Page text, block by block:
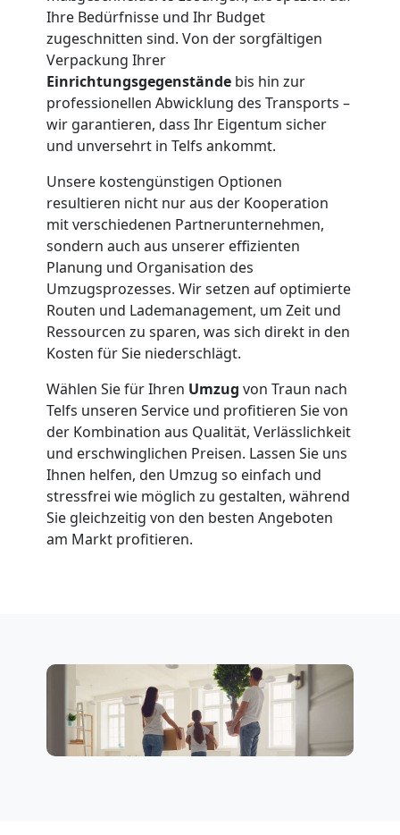
Ihre Bedürfnisse und Ihr Budget
zugeschnitten sind. Von der sorgfältigen
Verpackung Ihrer
Einrichtungsgegenstände bis hin zur
professionellen Abwicklung des Transports –
wir garantieren, dass Ihr Eigentum sicher
und unversehrt in Telfs ankommt.
Unsere kostengünstigen Optionen
resultieren nicht nur aus der Kooperation
mit verschiedenen Partnerunternehmen,
sondern auch aus unserer effizienten
Planung und Organisation des
Umzugsprozesses. Wir setzen auf optimierte
Routen und Lademanagement, um Zeit und
Ressourcen zu sparen, was sich direkt in den
Kosten für Sie niederschlägt.
Wählen Sie für Ihren Umzug von Traun nach
Telfs unseren Service und profitieren Sie von
der Kombination aus Qualität, Verlässlichkeit
und erschwinglichen Preisen. Lassen Sie uns
Ihnen helfen, den Umzug so einfach und
stressfrei wie möglich zu gestalten, während
Sie gleichzeitig von den besten Angeboten
am Markt profitieren.
Traun
Umzug
für
Senioren
Traun
Fernumzug
Traun
Firmenumzug
Traun
Traun
Expressumzug